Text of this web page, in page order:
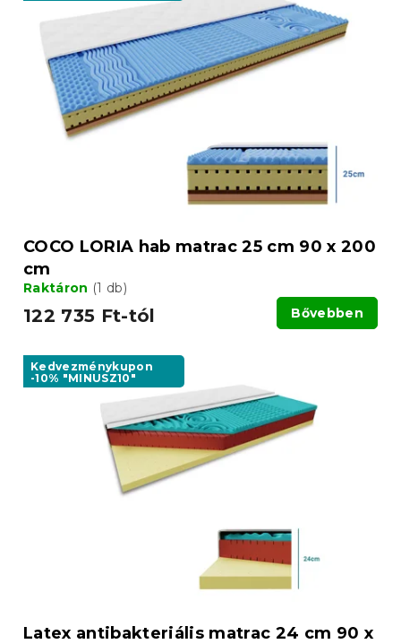
COCO LORIA hab matrac 25 cm 90 x 200
cm
Raktáron (1 db)
122 735 Ft-tól Bővebben
Kedvezménykupon
-10% "MINUSZ10"
Latex antibakteriális matrac 24 cm 90 x